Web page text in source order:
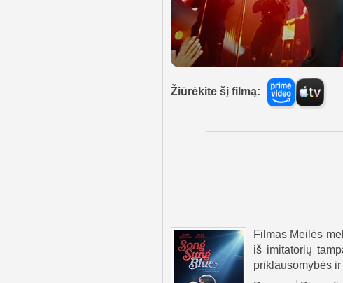
Žiūrėkite šį filmą:
Filmas Meilės
iš imitatorių
priklausomybės